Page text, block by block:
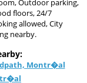
Outdoor parking,
floors, 24/7
allowed, City
nearby.
Montr�al